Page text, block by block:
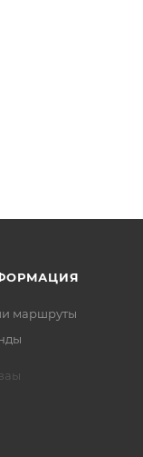
маршруты